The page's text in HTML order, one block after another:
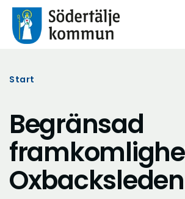
Start
Begränsad
Oxbacksleden